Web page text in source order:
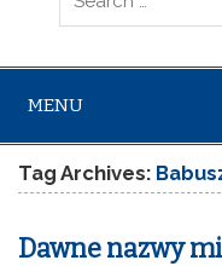
MENU
Tag Archives:
Dawne nazwy